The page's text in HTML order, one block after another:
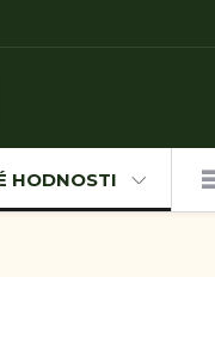
HODNOSTI